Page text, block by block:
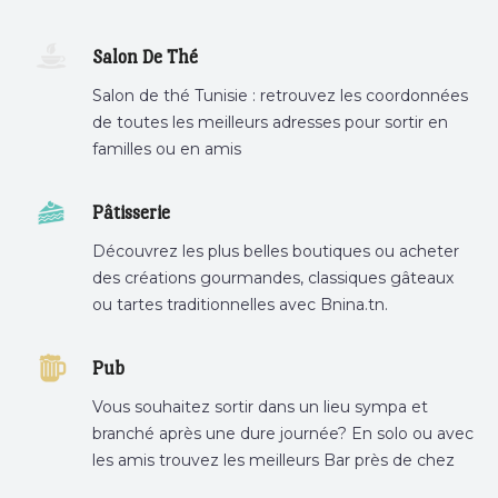
Salon De Thé
Salon de thé Tunisie : retrouvez les coordonnées
de toutes les meilleurs adresses pour sortir en
familles ou en amis
Pâtisserie
Découvrez les plus belles boutiques ou acheter
des créations gourmandes, classiques gâteaux
ou tartes traditionnelles avec Bnina.tn.
tunis, patisserie tunis, pâtisserie sousse .
Pub
Vous souhaitez sortir dans un lieu sympa et
branché après une dure journée? En solo ou avec
les amis trouvez les meilleurs Bar près de chez